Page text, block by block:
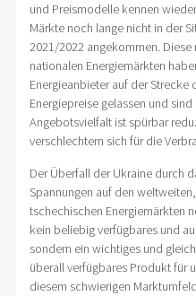
und Preismodelle kennen
Märkte noch lange nicht in der
2021/2022 angekommen. Diese
nationalen Energiemärkten
Energieanbieter auf der Strecke
Energiepreise gelassen und
Angebotsvielfalt ist spürbar
verschlechtern sich für die
Der Überfall der Ukraine durch
Spannungen auf den
tschechischen Energiemärkten
kein beliebig verfügbares und
sondern ein wichtiges und
überall verfügbares Produkt für
diesem schwierigen